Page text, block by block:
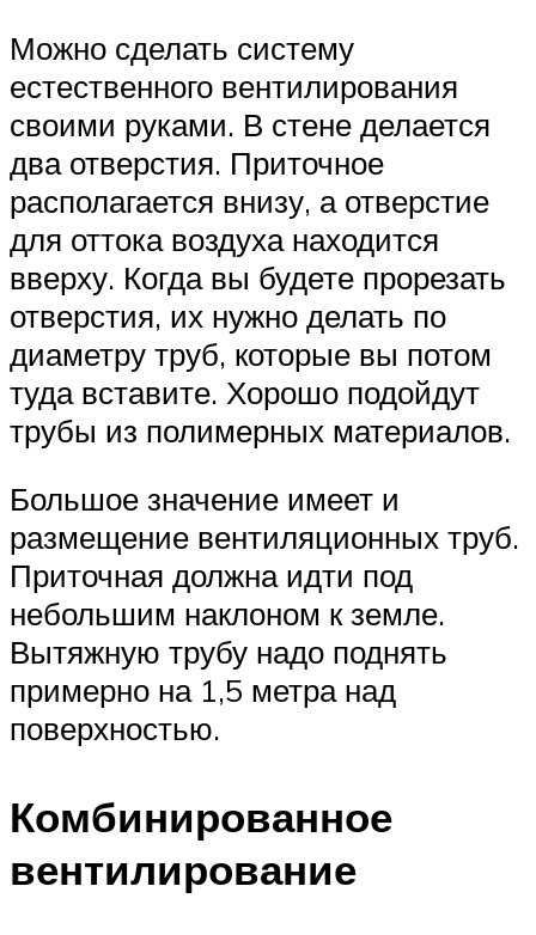
Можно сделать систему
естественного вентилирования
своими руками. В стене делается
два отверстия. Приточное
располагается внизу, а отверстие
для оттока воздуха находится
вверху. Когда вы будете прорезать
отверстия, их нужно делать по
диаметру труб, которые вы потом
туда вставите. Хорошо подойдут
трубы из полимерных материалов.
Большое значение имеет и
размещение вентиляционных труб.
Приточная должна идти под
небольшим наклоном к земле.
Вытяжную трубу надо поднять
примерно на 1,5 метра над
поверхностью.
Комбинированное
вентилирование